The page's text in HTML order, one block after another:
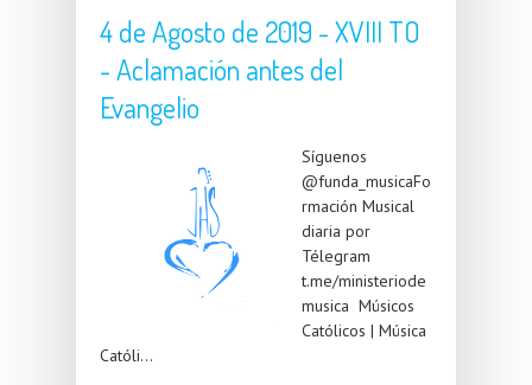
4 de Agosto de 2019 - XVIII TO
- Aclamación antes del
Evangelio
Síguenos
@funda_musicaFo
rmación Musical
diaria por
Télegram
t.me/ministeriode
musica Músicos
Católicos | Música
Católi...